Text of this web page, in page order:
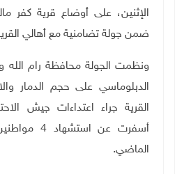
الإثنين، على أوضاع قرية كفر
ضمن جولة تضامنية مع أهالي
ونظمت الجولة محافظة رام الله
الدبلوماسي على حجم الدمار
القرية جراء اعتداءات جيش
أسفرت عن
الماضي.